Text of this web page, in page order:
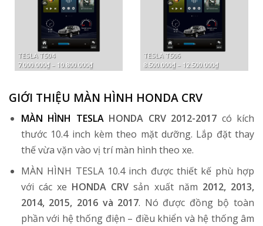
TESLA T504
7.000.000₫ – 10.800.000₫Khoảng
giá:
10.800.000₫
TESLA T506
8.500.000₫ – 12.500.000₫Khoảng
giá:
GIỚI THIỆU MÀN HÌNH HONDA CRV
MÀN HÌNH TESLAHONDA CRV 2012-2017 có kích
thước 10.4 inch kèm theo mặt dưỡng. Lắp đặt thay
thế vừa vặn vào vị trí màn hình theo xe.
MÀN HÌNH TESLA 10.4 inch được thiết kế phù hợp
với các xe HONDA CRVsản xuất năm 2012, 2013,
2014, 2015, 2016 và 2017. Nó được đồng bộ toàn
phần với hệ thống điện – điều khiển và hệ thống âm